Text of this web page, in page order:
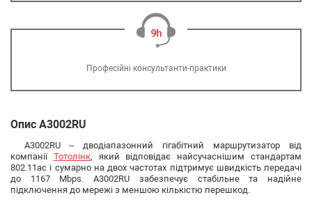
Професійні консультанти-практики
Опис A3002RU
A3002RU – дводіапазонний гігабітний маршрутизатор від
компанії Тотолінк, який відповідає найсучаснішим стандартам
802.11ac і сумарно на двох частотах підтримує швидкість передачі
до 1167 Mbps. A3002RU забезпечує стабільне та надійне
підключення до мережі з меншою кількістю перешкод.